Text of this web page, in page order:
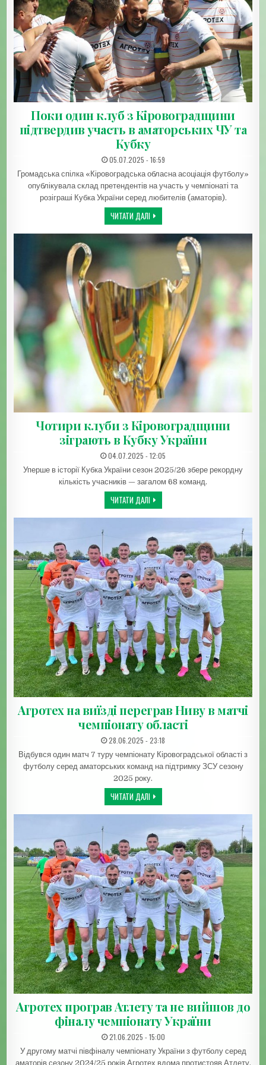
Поки один клуб з Кіровоградщини
підтвердив участь в аматорських ЧУ та
Кубку
ДАТА ЗАПИСИ:
05.07.2025 - 16:59
Громадська спілка «Кіровоградська обласна асоціація футболу»
опублікувала склад претендентів на участь у чемпіонаті та
розіграші Кубка України серед любителів (аматорів).
ЧИТАТИ ДАЛІПОКИ ОДИН КЛУБ З
Чотири клуби з Кіровоградщини
зіграють в Кубку України
ДАТА ЗАПИСИ:
04.07.2025 - 12:05
Уперше в історії Кубка України сезон 2025/26 збере рекордну
кількість учасників — загалом 68 команд.
ЧИТАТИ ДАЛІЧОТИРИ КЛУБИ З КІРОВОГРАДЩИНИ
Агротех на виїзді переграв Ниву в матчі
чемпіонату області
ДАТА ЗАПИСИ:
28.06.2025 - 23:18
Відбувся один матч 7 туру чемпіонату Кіровоградської області з
футболу серед аматорських команд на підтримку ЗСУ сезону
2025 року.
ЧИТАТИ ДАЛІАГРОТЕХ НА ВИЇЗДІ ПЕРЕГРАВ НИВУ В
Агротех програв Атлету та не вийшов до
фіналу чемпіонату України
ДАТА ЗАПИСИ:
21.06.2025 - 15:00
У другому матчі півфіналу чемпіонату України з футболу серед
аматорів сезону 2024/25 років Агротех вдома протистояв Атлету.